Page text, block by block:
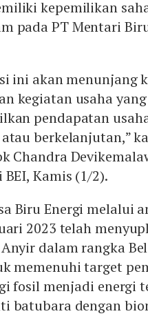
kepemilikan
pada PT Mentari
ini akan menunjang
kegiatan usaha
pendapatan
berkelanjutan,”
Chandra
Kamis (1/2).
Biru Energi melalui
2023 telah
dalam rangka
memenuhi target
fosil menjadi energi
batubara dengan